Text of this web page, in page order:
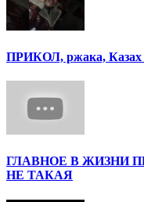
ПРИКОЛ, ржака, Казах
ГЛАВНОЕ В ЖИЗНИ
НЕ ТАКАЯ